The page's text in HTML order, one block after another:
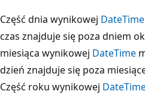
Część dnia wynikowej DateTime
czas znajduje się poza dniem
miesiąca wynikowej DateTime
dzień znajduje się poza
Część roku wynikowej